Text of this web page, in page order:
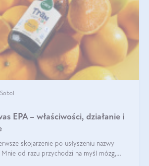
EPA – właściwości, działanie i
skojarzenie po usłyszeniu nazwy
Mnie od razu przychodzi na myśl mózg,